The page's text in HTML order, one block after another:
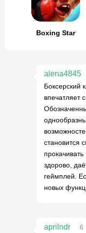
Boxing Star
alena4845
Боксерский
впечатляет
становится
здорово,
геймплей.
новых
aprilndr
6